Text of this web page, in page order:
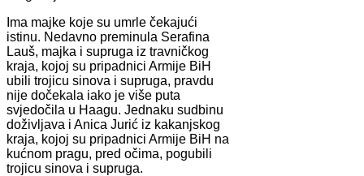
Ima majke koje su umrle čekajući
istinu. Nedavno preminula Serafina
Lauš, majka i supruga iz travničkog
kraja, kojoj su pripadnici Armije BiH
ubili trojicu sinova i supruga, pravdu
nije dočekala iako je više puta
svjedočila u Haagu. Jednaku sudbinu
doživljava i Anica Jurić iz kakanjskog
kraja, kojoj su pripadnici Armije BiH na
kućnom pragu, pred očima, pogubili
trojicu sinova i supruga.